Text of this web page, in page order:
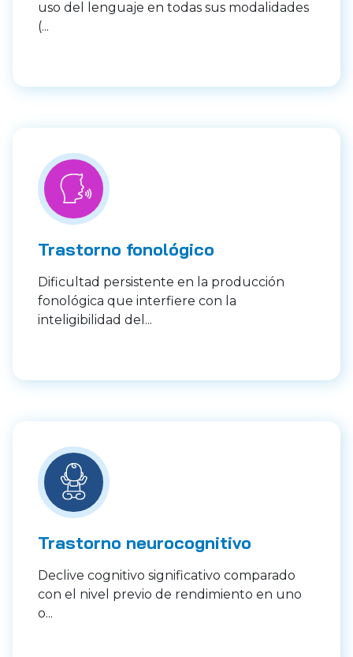
uso del lenguaje en todas sus modalidades
(...
Trastorno fonológico
Dificultad persistente en la producción
fonológica que interfiere con la
inteligibilidad del...
Trastorno neurocognitivo
Declive cognitivo significativo comparado
con el nivel previo de rendimiento en uno
o...